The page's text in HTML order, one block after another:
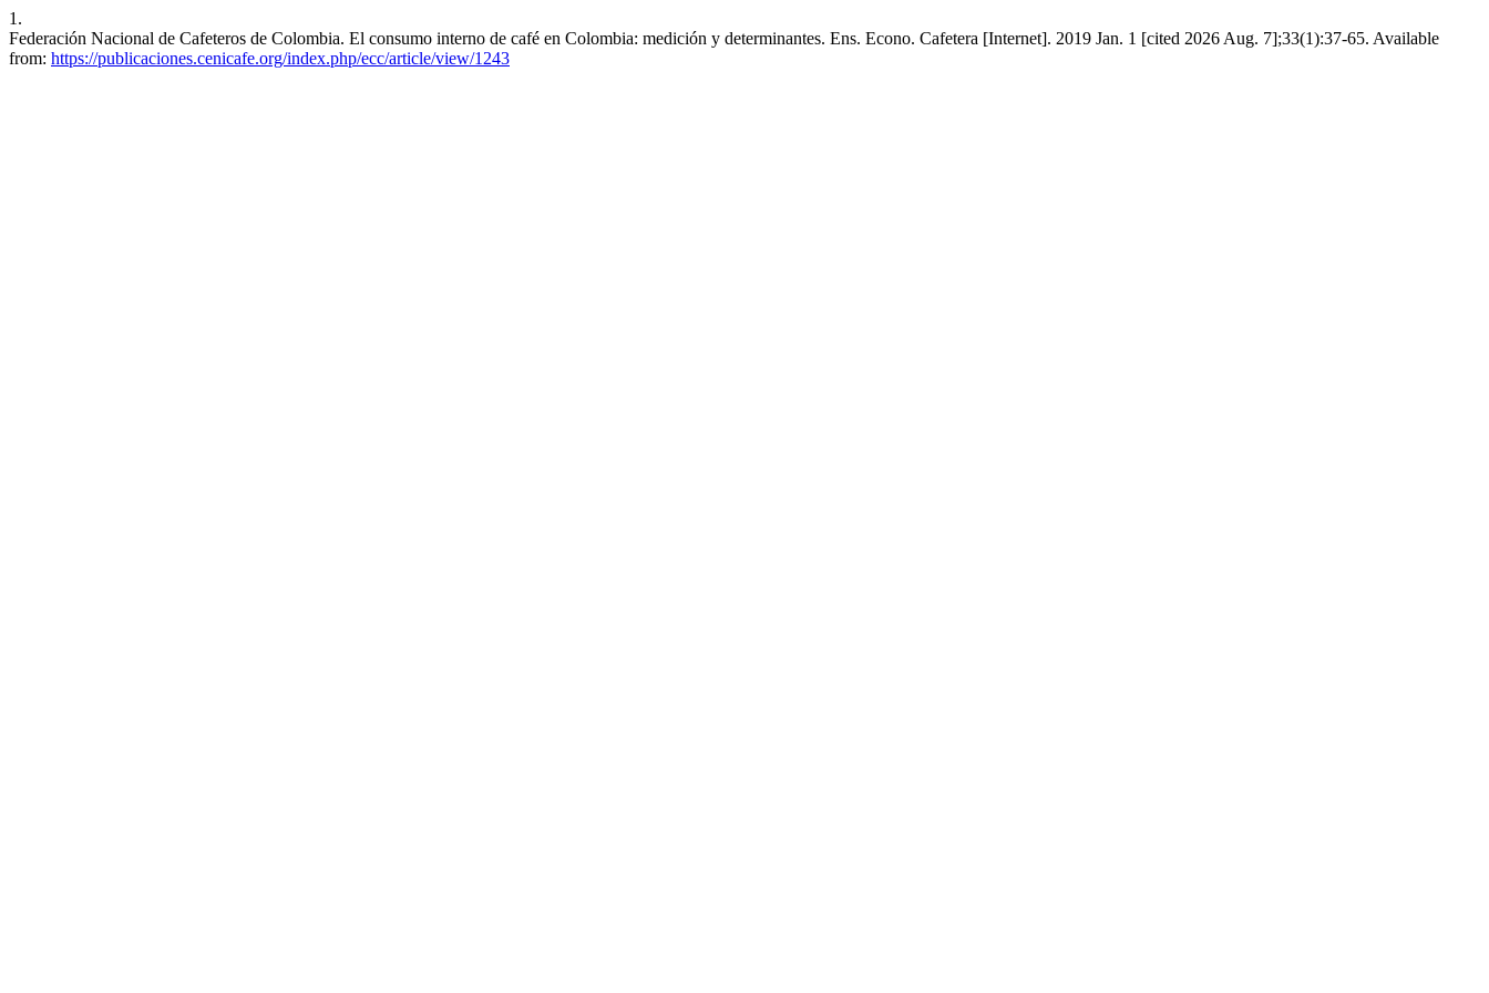
1.
Federación Nacional de Cafeteros de Colombia. El consumo interno de café en Colombia: medición y determinantes. Ens. Econo. Cafetera [Internet]. 2019 Jan. 1 [cited 2026 Aug. 7];33(1):37-65. Available
from: https://publicaciones.cenicafe.org/index.php/ecc/article/view/1243